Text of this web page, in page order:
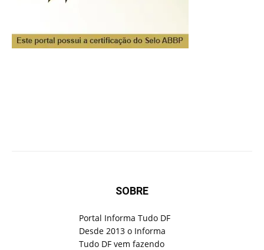
SOBRE
Portal Informa Tudo DF
Desde 2013 o Informa
Tudo DF vem fazendo